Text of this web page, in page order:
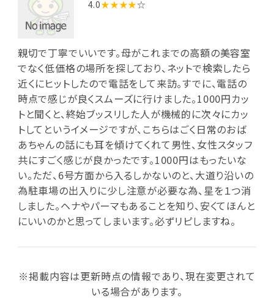
4.0★★★★☆
親切で丁寧でいいです。母がこれまでの高額の美容室
でなく低価格の場所を探しており、ネットで検索したら
近くにヒットしたので電話をして来訪。すでに、電話の
時点で感じが良くスムーズに行けました。1000円カッ
トと聞くと、終始ブッスリした人が機械的に次々にカッ
トしてというイメージですが、こちらはごく日常のおば
あちゃんの話にも耳を傾けてくれて男性、女性スタッフ
共にすごく感じが良かったです。1000円はもったいな
い。ただ、6号方面から入るしかないのと、大道り沿いの
為駐車場の出入りに少し注意が必要な為、星を１つ消
しました。ヘナやパーマもあることを知り、安くてほんと
にいいのかと思ってしまいます。必ずリピしますね。
※掲載内容は更新時点の情報であり、現在変更されて
いる場合があります。